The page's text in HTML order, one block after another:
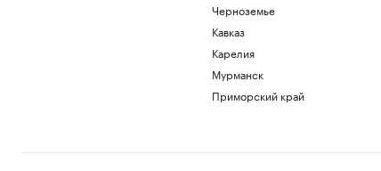
Черноземье
Кавказ
Карелия
Мурманск
Приморский край